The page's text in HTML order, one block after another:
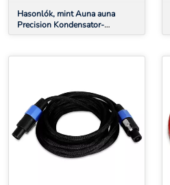
Hasonlók, mint Auna auna
Precision Kondensator-
Mikrofon navy blau